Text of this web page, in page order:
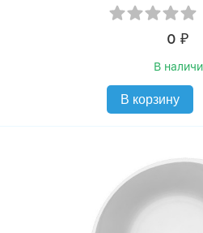
0 ₽
В
В корзину